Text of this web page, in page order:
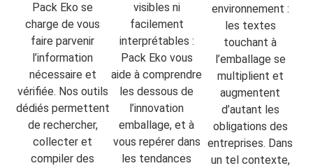
Pack Eko se
charge de vous
faire parvenir
l’information
nécessaire et
vérifiée. Nos outils
dédiés permettent
de rechercher,
collecter et
compiler des
visibles ni
facilement
interprétables :
Pack Eko vous
aide à comprendre
les dessous de
l’innovation
emballage, et à
vous repérer dans
les tendances
environnement :
les textes
touchant à
l’emballage se
multiplient et
augmentent
d’autant les
obligations des
entreprises. Dans
un tel contexte,